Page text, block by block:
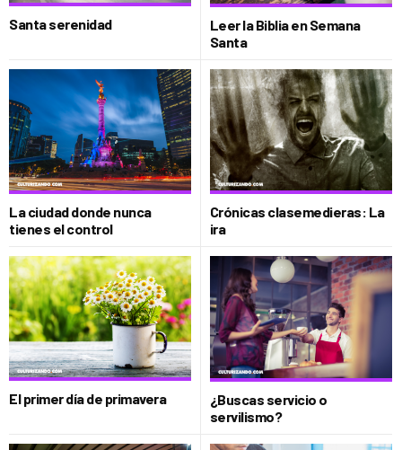
Santa serenidad
Leer la Biblia en Semana
Santa
La ciudad donde nunca
tienes el control
Crónicas clasemedieras: La
ira
El primer día de primavera
¿Buscas servicio o
servilismo?